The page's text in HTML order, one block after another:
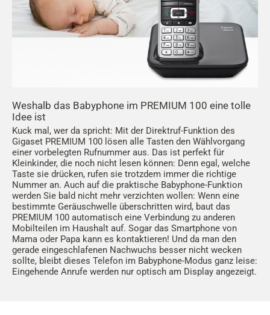
Weshalb das Babyphone im PREMIUM 100 eine tolle
Idee ist
Kuck mal, wer da spricht: Mit der Direktruf-Funktion des
Gigaset PREMIUM 100 lösen alle Tasten den Wählvorgang
einer vorbelegten Rufnummer aus. Das ist perfekt für
Kleinkinder, die noch nicht lesen können: Denn egal, welche
Taste sie drücken, rufen sie trotzdem immer die richtige
Nummer an. Auch auf die praktische Babyphone-Funktion
werden Sie bald nicht mehr verzichten wollen: Wenn eine
bestimmte Geräuschwelle überschritten wird, baut das
PREMIUM 100 automatisch eine Verbindung zu anderen
Mobilteilen im Haushalt auf. Sogar das Smartphone von
Mama oder Papa kann es kontaktieren! Und da man den
gerade eingeschlafenen Nachwuchs besser nicht wecken
sollte, bleibt dieses Telefon im Babyphone-Modus ganz leise:
Eingehende Anrufe werden nur optisch am Display angezeigt.